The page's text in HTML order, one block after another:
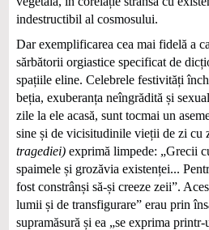
indestructibil al cosmosului.
Dar exemplificarea cea mai fidelă a
sărbătorii orgiastice specificat de
spațiile eline. Celebrele festivități
beția, exuberanța neîngrădită și
zile la ele acasă, sunt tocmai un
sine și de vicisitudinile vieții de zi cu
tragediei)exprimă limpede: „Grecii
spaimele și grozăvia existenței...
fost constrânși să-și creeze zeii”.
lumii și de transfigurare” erau prin
supramăsură și ea „se exprima